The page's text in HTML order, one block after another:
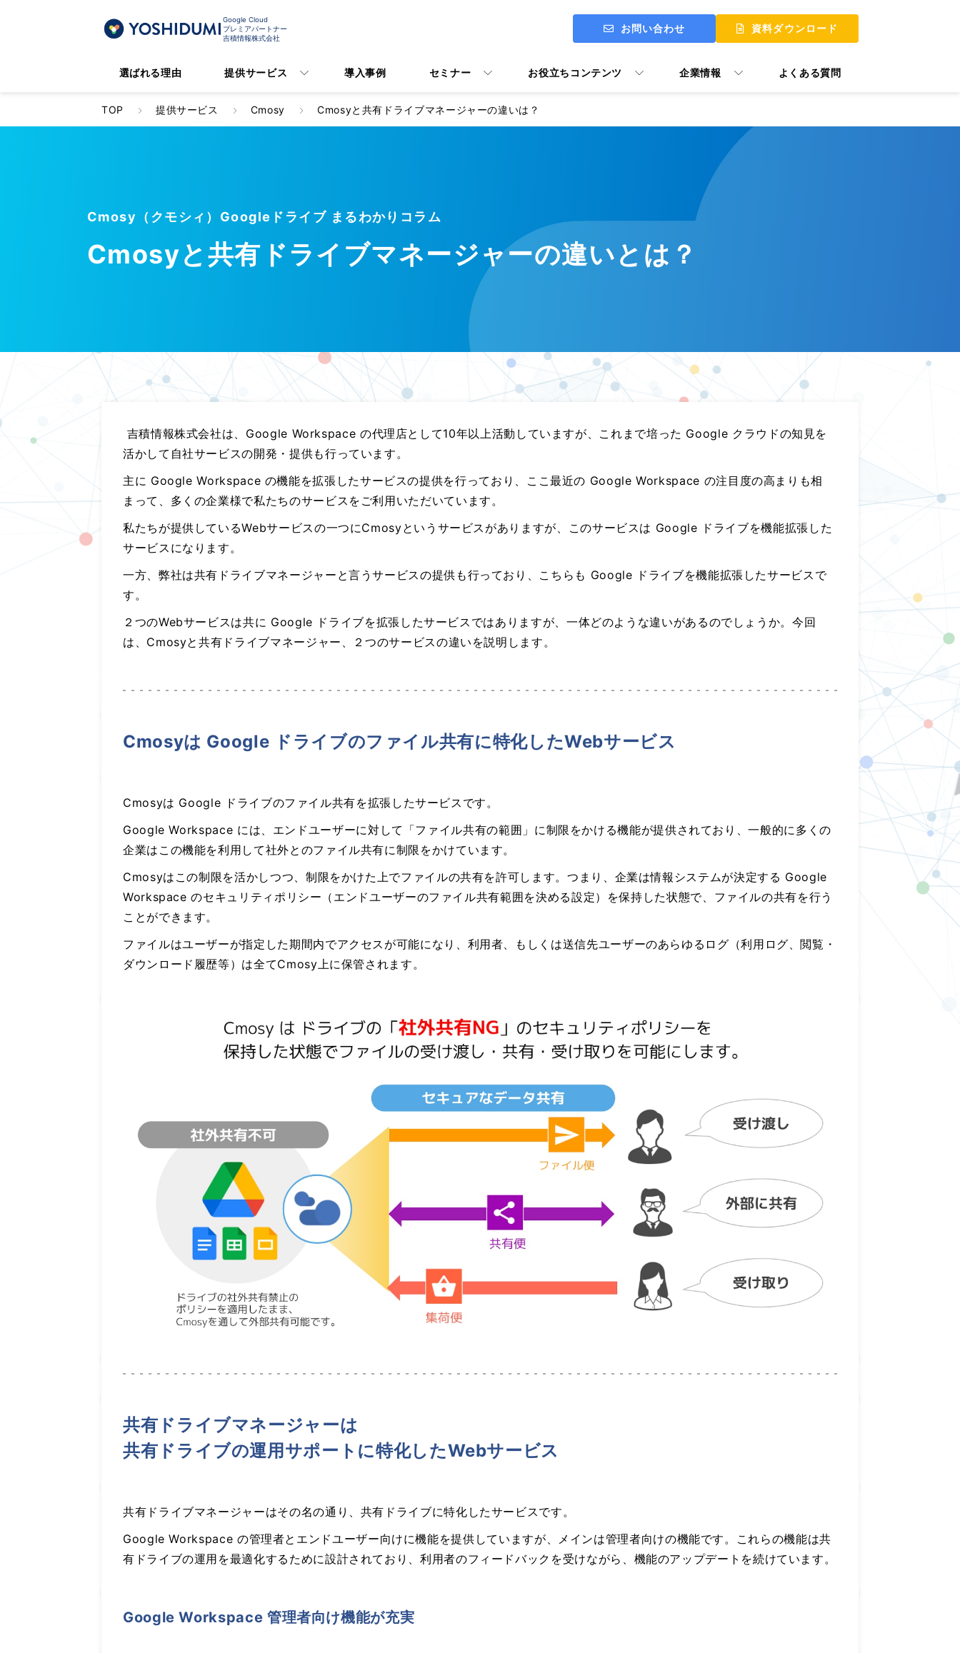
Google Cloud
プレミアパートナー
吉積情報株式会社
お問い合わせ 資料ダウンロード
選ばれる理由 提供サービス
Google Workspace活用マニュアル GooTorial
Gemini 導入支援 AI Driven
導入事例 セミナー お役立ちコンテンツ 企業情報 よくある質問
TOP 提供サービス Cmosy Cmosyと共有ドライブマネージャーの違いは？
Cmosy（クモシィ）Googleドライブ まるわかりコラム
Cmosyと共有ドライブマネージャーの違いとは？
吉積情報株式会社は、Google Workspace の代理店として10年以上活動していますが、これまで培った Google クラウドの知見を
活かして自社サービスの開発・提供も行っています。
主に Google Workspace の機能を拡張したサービスの提供を行っており、ここ最近の Google Workspace の注目度の高まりも相
まって、多くの企業様で私たちのサービスをご利用いただいています。
私たちが提供しているWebサービスの一つにCmosyというサービスがありますが、このサービスは Google ドライブを機能拡張した
サービスになります。
一方、弊社は共有ドライブマネージャーと言うサービスの提供も行っており、こちらも Google ドライブを機能拡張したサービスで
す。
２つのWebサービスは共に Google ドライブを拡張したサービスではありますが、一体どのような違いがあるのでしょうか。今回
は、Cmosyと共有ドライブマネージャー、２つのサービスの違いを説明します。
Cmosyは Google ドライブのファイル共有に特化したWebサービス
Cmosyは Google ドライブのファイル共有を拡張したサービスです。
Google Workspace には、エンドユーザーに対して「ファイル共有の範囲」に制限をかける機能が提供されており、一般的に多くの
企業はこの機能を利用して社外とのファイル共有に制限をかけています。
Cmosyはこの制限を活かしつつ、制限をかけた上でファイルの共有を許可します。つまり、企業は情報システムが決定する Google
Workspace のセキュリティポリシー（エンドユーザーのファイル共有範囲を決める設定）を保持した状態で、ファイルの共有を行う
ことができます。
ファイルはユーザーが指定した期間内でアクセスが可能になり、利用者、もしくは送信先ユーザーのあらゆるログ（利用ログ、閲覧・
ダウンロード履歴等）は全てCmosy上に保管されます。
共有ドライブマネージャーは
共有ドライブの運用サポートに特化したWebサービス
共有ドライブマネージャーはその名の通り、共有ドライブに特化したサービスです。
Google Workspace の管理者とエンドユーザー向けに機能を提供していますが、メインは管理者向けの機能です。これらの機能は共
有ドライブの運用を最適化するために設計されており、利用者のフィードバックを受けながら、機能のアップデートを続けています。
Google Workspace 管理者向け機能が充実